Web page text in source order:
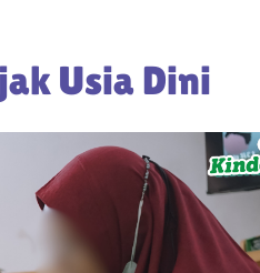
Usia Dini